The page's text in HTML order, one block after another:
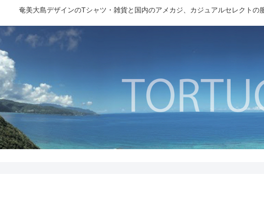
奄美大島デザインのTシャツ・雑貨と国内のアメカジ、カジュアルセレクトの